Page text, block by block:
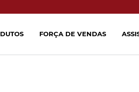
FORÇA DE VENDAS